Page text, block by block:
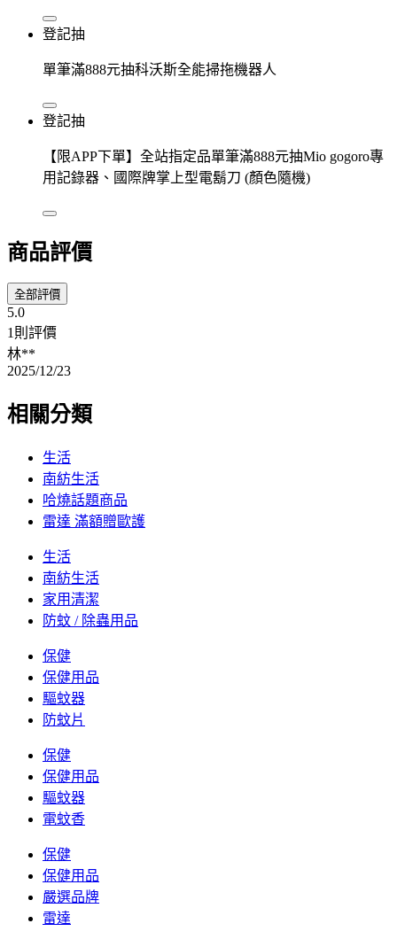
登記抽
單筆滿888元抽科沃斯全能掃拖機器人
登記抽
【限APP下單】全站指定品單筆滿888元抽Mio gogoro專
用記錄器、國際牌掌上型電鬍刀 (顏色隨機)
商品評價
全部評價
5.0
1則評價
林**
2025/12/23
相關分類
生活
南紡生活
哈燒話題商品
雷達 滿額贈歐護
生活
南紡生活
家用清潔
防蚊 / 除蟲用品
保健
保健用品
驅蚊器
防蚊片
保健
保健用品
驅蚊器
電蚊香
保健
保健用品
嚴選品牌
雷達